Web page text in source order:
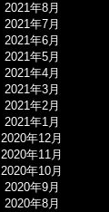
2021年8月
2021年7月
2021年6月
2021年5月
2021年4月
2021年3月
2021年2月
2021年1月
2020年12月
2020年11月
2020年10月
2020年9月
2020年8月